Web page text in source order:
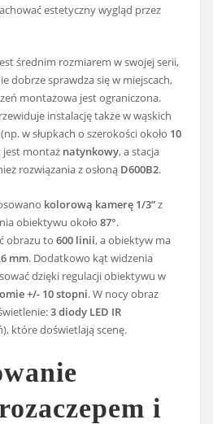
estetyczny wygląd przez
średnim rozmiarem w swojej serii,
dobrze sprawdza się w miejscach,
montażowa jest ograniczona.
instalację także w wąskich
w słupkach o szerokości około 10
jest montaż natynkowy, a stacja
rozwiązania z osłoną D600B2.
kolorową kamerę 1/3”z
obiektywu około87°.
obrazu to600 linii, a obiektyw ma
mm. Dodatkowo kąt widzenia
dzięki regulacji obiektywu w
+/- 10 stopni. W nocy obraz
3 diody LED IR
które doświetlają scenę.
i